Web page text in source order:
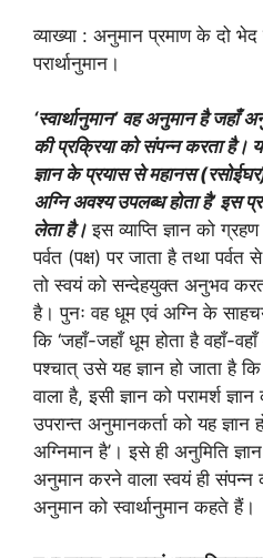
व्याख्या : अनुमान प्रमाण के दो भेद
परार्थानुमान।
‘स्वार्थानुमान’ वह अनुमान है जहाँ
की प्रक्रिया को संपन्न करता है।
ज्ञान के प्रयास से महानस
अग्नि अवश्य उपलब्ध होता है’ इस
लेता है। इस व्याप्ति ज्ञान को
पर्वत (पक्ष) पर जाता है तथा
तो स्वयं को सन्देहयुक्त अनुभव
है। पुनः वह धूम एवं अग्नि के
कि ‘जहाँ-जहाँ धूम होता है वहाँ-
पश्चात् उसे यह ज्ञान हो जाता है
वाला है, इसी ज्ञान को परामर्श
उपरान्त अनुमानकर्ता को यह ज्ञान
अग्निमान है’। इसे ही अनुमिति
अनुमान करने वाला स्वयं ही
अनुमान को स्वार्थानुमान कहते हैं।